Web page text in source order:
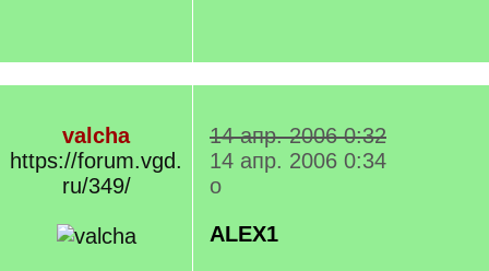
valcha
https://forum.vgd.
ru/349/
14 апр. 2006 0:32
14 апр. 2006 0:34
о
ALEX1